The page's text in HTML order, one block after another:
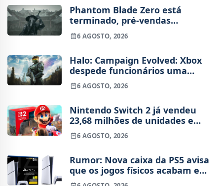
Phantom Blade Zero está
terminado, pré-vendas
começam na próxima semana
6 AGOSTO, 2026
Halo: Campaign Evolved: Xbox
despede funcionários uma
semana após o lançamento
6 AGOSTO, 2026
Nintendo Switch 2 já vendeu
23,68 milhões de unidades e
está 4 milhões à frente da
Switch original no mesmo
6 AGOSTO, 2026
Rumor: Nova caixa da PS5 avisa
que os jogos físicos acabam em
2028